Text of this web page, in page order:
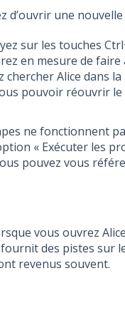
d’ouvrir une nouvelle
sur les touches
en mesure de
Alice dans
pouvoir réouvrir
ne fonctionnent
« Exécuter les
pouvez vous
vous ouvrez
des pistes sur
revenus souvent.